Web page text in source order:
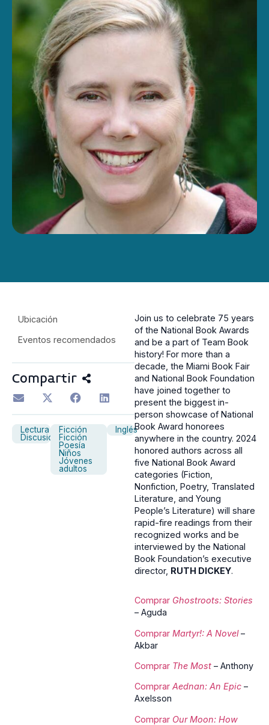
Ubicación
Eventos recomendados
Compartir
Lectura
Discusión
Ficción
Ficción
Poesía
Niños
Jóvenes
adultos
Inglés
Join us to celebrate 75 years
of the National Book Awards
and be a part of Team Book
history! For more than a
decade, the Miami Book Fair
and National Book Foundation
have joined together to
present the biggest in-
person showcase of National
Book Award honorees
anywhere in the country. 2024
honored authors across all
five National Book Award
categories (Fiction,
Nonfiction, Poetry, Translated
Literature, and Young
People’s Literature) will share
rapid-fire readings from their
recognized works and be
interviewed by the National
Book Foundation’s executive
director, RUTH DICKEY.
Comprar Ghostroots: Stories
– Aguda
Comprar Martyr!: A Novel–
Akbar
Comprar The Most – Anthony
Comprar Aednan: An Epic –
Axelsson
Comprar Our Moon: How